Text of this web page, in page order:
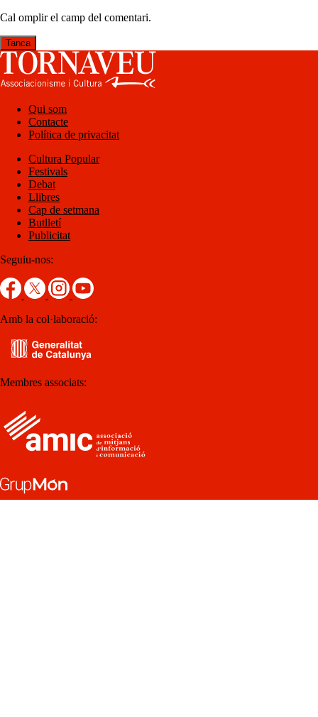
Cal omplir el camp del comentari.
Tanca
Qui som
Contacte
Política de privacitat
Cultura Popular
Festivals
Debat
Llibres
Cap de setmana
Butlletí
Publicitat
Seguiu-nos:
Amb la col·laboració:
Membres associats: